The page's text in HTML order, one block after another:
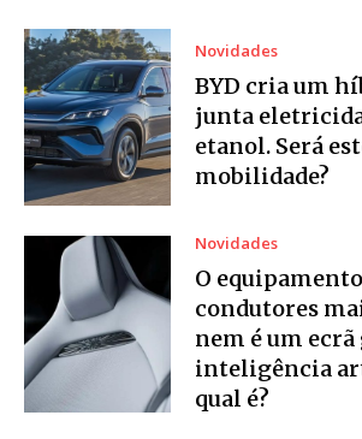
Novidades
BYD cria um
junta
etanol. Será
mobilidade?
Novidades
O
condutores
nem é um
inteligência
qual é?